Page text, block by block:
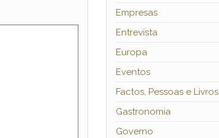
Empresas
Entrevista
Europa
Eventos
Factos, Pessoas e Livros
Gastronomia
Governo